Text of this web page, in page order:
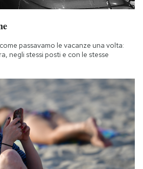
passavamo le vacanze una volta:
negli stessi posti e con le stesse